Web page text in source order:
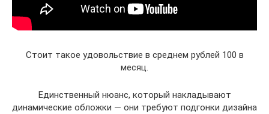
Стоит такое удовольствие в среднем рублей 100 в
месяц.
Единственный нюанс, который накладывают
динамические обложки — они требуют подгонки дизайна